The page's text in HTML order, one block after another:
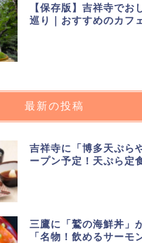
【保存版】吉祥寺でお
巡り｜おすすめのカフ
最新の投稿
吉祥寺に「博多天ぷら
ープン予定！天ぷら定
三鷹に「鷲の海鮮丼」
「名物！飲めるサーモ